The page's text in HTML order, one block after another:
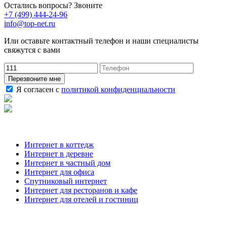
Остались вопросы? Звоните
+7 (499) 444-24-96
info@top-net.ru
Или оставьте контактный телефон и наши специалисты
свяжутся с вами
Перезвоните мне
Я согласен с политикой конфиденциальности
Интернет в коттедж
Интернет в деревне
Интернет в частный дом
Интернет для офиса
Спутниковый интернет
Интернет для ресторанов и кафе
Интернет для отелей и гостиниц